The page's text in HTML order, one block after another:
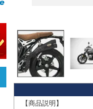
【商品説明】